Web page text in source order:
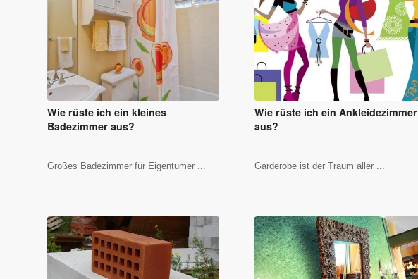
Wie rüste ich ein kleines
Badezimmer aus?
Großes Badezimmer für Eigentümer ...
Wie rüste ich ein Ankleidezimmer
aus?
Garderobe ist der Traum aller ...